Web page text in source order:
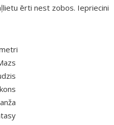
ērti nest zobos. Iepriecini